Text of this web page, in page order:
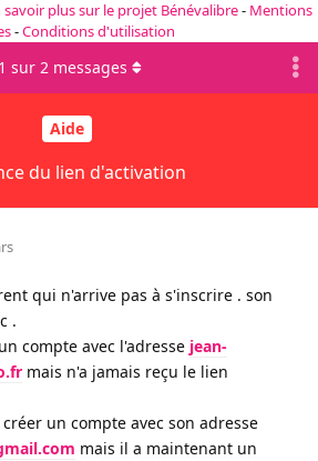
savoir plus sur le projet Bénévalibre- Mentions
-Conditions d'utilisation
Aide
du lien d'activation
1 sur 2 messages
qui n'arrive pas à s'inscrire . son
.
compte avec l'adresse jean-
mais n'a jamais reçu le lien
un compte avec son adresse
mais il a maintenant un